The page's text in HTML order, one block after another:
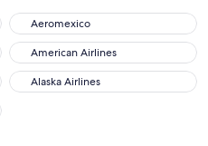
Aeromexico
Aeromexico
American Airlines
American Airlines
Alaska Airlines
Alaska Airlines